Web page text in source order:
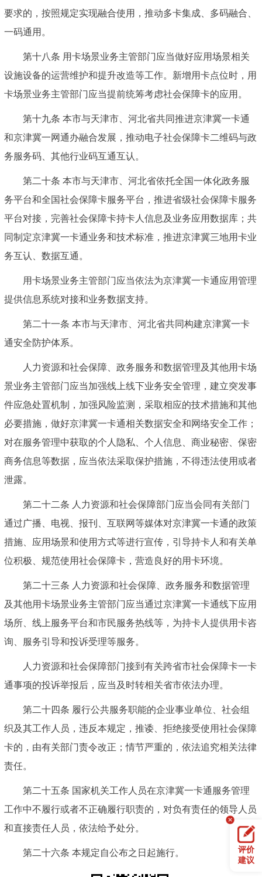
要求的，按照规定实现融合使用，推动多卡集成、多码融合、
一码通用。
第十八条 用卡场景业务主管部门应当做好应用场景相关
设施设备的运营维护和提升改造等工作。新增用卡点位时，用
卡场景业务主管部门应当提前统筹考虑社会保障卡的应用。
第十九条 本市与天津市、河北省共同推进京津冀一卡通
和京津冀一网通办融合发展，推动电子社会保障卡二维码与政
务服务码、其他行业码互通互认。
第二十条 本市与天津市、河北省依托全国一体化政务服
务平台和全国社会保障卡服务平台，推进省级社会保障卡服务
平台对接，完善社会保障卡持卡人信息及业务应用数据库；共
同制定京津冀一卡通业务和技术标准，推进京津冀三地用卡业
务互认、数据互通。
用卡场景业务主管部门应当依法为京津冀一卡通应用管理
提供信息系统对接和业务数据支持。
第二十一条 本市与天津市、河北省共同构建京津冀一卡
通安全防护体系。
人力资源和社会保障、政务服务和数据管理及其他用卡场
景业务主管部门应当加强线上线下业务安全管理，建立突发事
件应急处置机制，加强风险监测，采取相应的技术措施和其他
必要措施，做好京津冀一卡通相关数据安全和网络安全工作；
对在服务管理中获取的个人隐私、个人信息、商业秘密、保密
商务信息等数据，应当依法采取保护措施，不得违法使用或者
泄露。
第二十二条 人力资源和社会保障部门应当会同有关部门
通过广播、电视、报刊、互联网等媒体对京津冀一卡通的政策
措施、应用场景和使用方式等进行宣传，引导持卡人和有关单
位积极、规范使用社会保障卡，营造良好的用卡环境。
第二十三条 人力资源和社会保障、政务服务和数据管理
及其他用卡场景业务主管部门应当通过京津冀一卡通线下应用
场所、线上服务平台和市民服务热线等，为持卡人提供用卡咨
询、服务引导和投诉受理等服务。
人力资源和社会保障部门接到有关跨省市社会保障卡一卡
通事项的投诉举报后，应当及时转相关省市依法办理。
第二十四条 履行公共服务职能的企业事业单位、社会组
织及其工作人员，违反本规定，推诿、拒绝接受使用社会保障
卡的，由有关部门责令改正；情节严重的，依法追究相关法律
责任。
第二十五条 国家机关工作人员在京津冀一卡通服务管理
工作中不履行或者不正确履行职责的，对负有责任的领导人员
和直接责任人员，依法给予处分。
第二十六条 本规定自公布之日起施行。
评价
建议